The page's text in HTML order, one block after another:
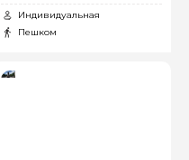
Индивидуальная
Пешком